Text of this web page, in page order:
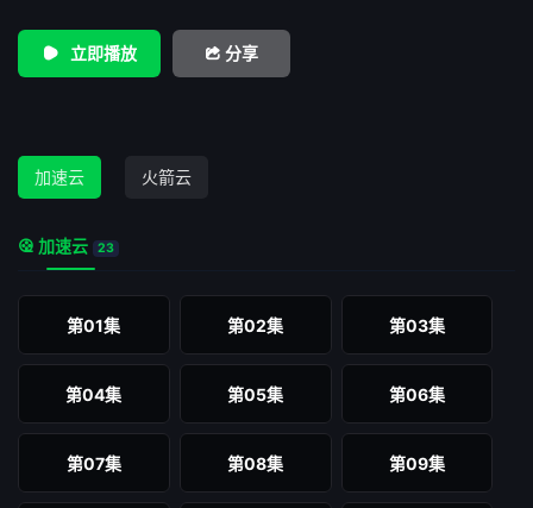
纪律感、不愿意按规矩办事的家伙。 古板严肃、一切只知道照
本宣科的高级特工Teresa Lisbon (Robin Tunney,
留在自己的团队里。她尤其憎恨Jane公私不明、轻重不分的性格，
认为他总有一天会威胁到所有人的安全。但另一方面，她也不得不
承认：Jane的作用无人可替代，他的判断力对同事们来说非常有价
值。
立即播放 分享
加速云 火箭云
加速云 23
第01集 第02集 第03集
第04集 第05集 第06集
第07集 第08集 第09集